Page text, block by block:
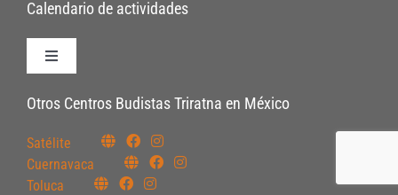
Calendario de actividades
Toggle
Políticas de Inscripción
Políticas Internas
Otros Centros Budistas Triratna en México
Satélite
Cuernavaca
Toluca